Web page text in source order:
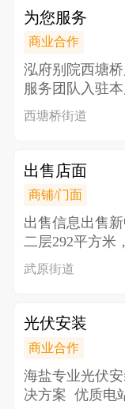
为您服务
商业合作
泓府别院西塘
服务团队入驻
日聚会同事聚
西塘桥街道
出售店面
商铺/门面
出售信息 出售
二层292平方米
育培训，私
武原街道
光伏安装
商业合作
海盐专业光伏
决方案 优质电